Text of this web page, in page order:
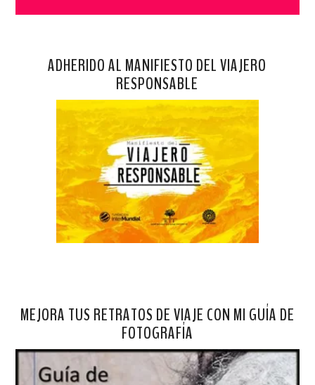
ADHERIDO AL MANIFIESTO DEL VIAJERO
RESPONSABLE
MEJORA TUS RETRATOS DE VIAJE CON MI GUÍA DE
FOTOGRAFÍA